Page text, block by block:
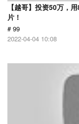
【越哥】投资50万，
片！
# 99
2022-04-04 10:08